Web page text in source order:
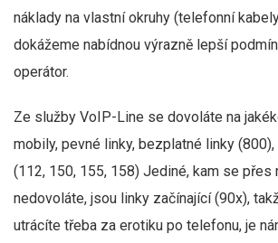
náklady na vlastní okruhy (telefonní
dokážeme nabídnou výrazně lepší
operátor.
Ze služby VoIP-Line se dovoláte na
mobily, pevné linky, bezplatné linky
(112, 150, 155, 158) Jediné, kam se přes
nedovoláte, jsou linky začínající (90x),
utrácíte třeba za erotiku po telefonu, je